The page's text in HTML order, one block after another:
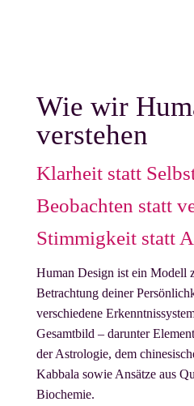
Wie wir
verstehen
Klarheit statt
Beobachten statt
Stimmigkeit statt
Human Design ist ein Modell
Betrachtung deiner
verschiedene
Gesamtbild – darunter
der Astrologie, dem
Kabbala sowie Ansätze aus
Biochemie.